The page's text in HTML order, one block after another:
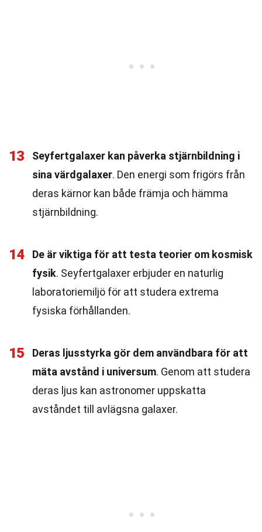
13
Seyfertgalaxer kan påverka stjärnbildning i
sina värdgalaxer. Den energi som frigörs från
deras kärnor kan både främja och hämma
stjärnbildning.
14
De är viktiga för att testa teorier om kosmisk
fysik. Seyfertgalaxer erbjuder en naturlig
laboratoriemiljö för att studera extrema
fysiska förhållanden.
15
Deras ljusstyrka gör dem användbara för att
mäta avstånd i universum. Genom att studera
deras ljus kan astronomer uppskatta
avståndet till avlägsna galaxer.